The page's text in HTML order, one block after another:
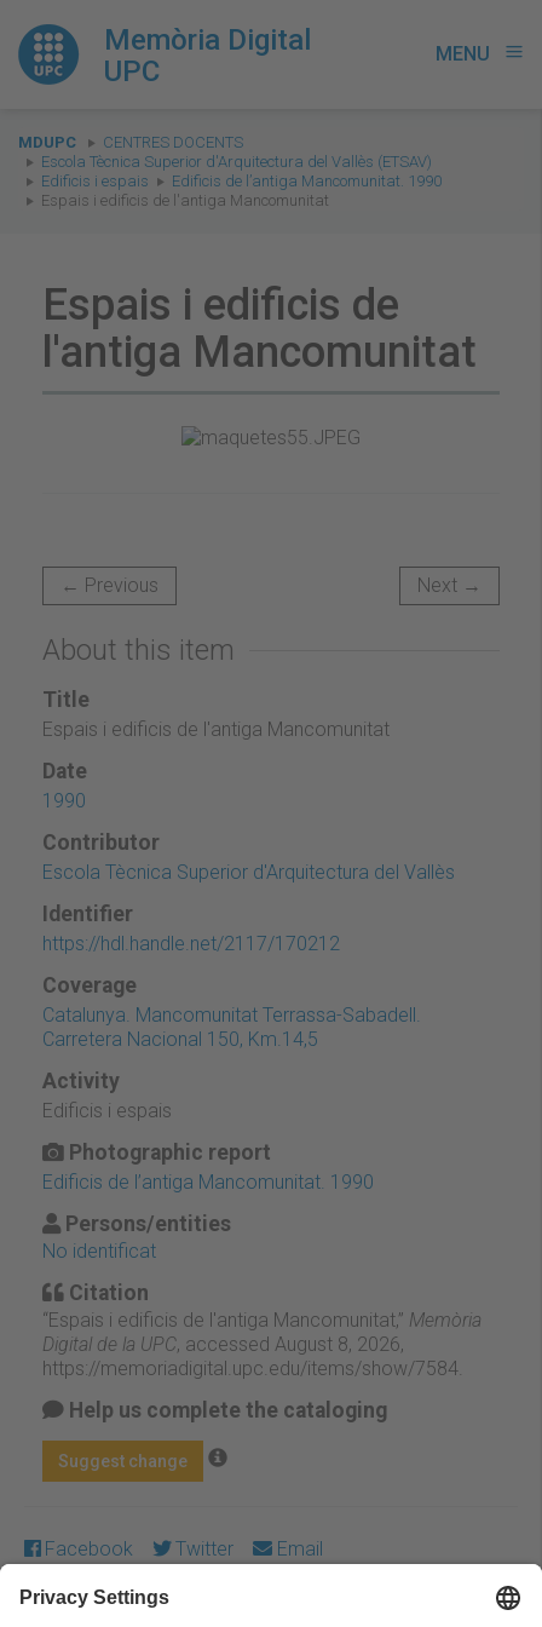
Memòria Digital
UPC
MENU menu
You
are
here:
MDUPC
CENTRES DOCENTS
Escola Tècnica Superior d'Arquitectura del Vallès (ETSAV)
Edificis i espais
Edificis de l’antiga Mancomunitat. 1990
Espais i edificis de l'antiga Mancomunitat
Espais i edificis de
l'antiga Mancomunitat
← Previous Next →
About this item
Title
Espais i edificis de l'antiga Mancomunitat
Date
1990
Contributor
Escola Tècnica Superior d'Arquitectura del Vallès
Identifier
https://hdl.handle.net/2117/170212
Coverage
Catalunya. Mancomunitat Terrassa-Sabadell.
Carretera Nacional 150, Km.14,5
Activity
Edificis i espais
Photographic report
Edificis de l’antiga Mancomunitat. 1990
Persons/entities
No identificat
Citation
“Espais i edificis de l'antiga Mancomunitat,” Memòria
Digital de la UPC, accessed August 8, 2026,
https://memoriadigital.upc.edu/items/show/7584
Help us complete the cataloging
Suggest change
Facebook Twitter Email